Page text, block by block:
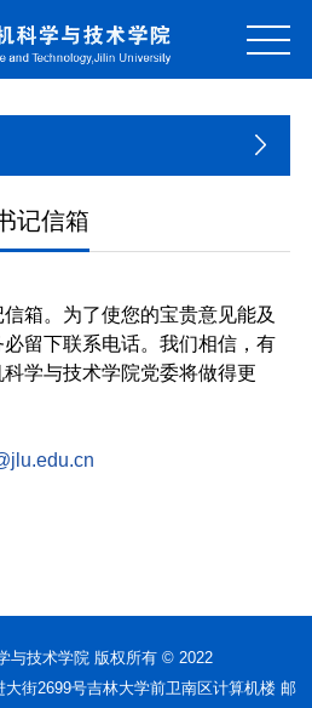
记信箱
箱。为了使您的宝贵意见能及
留下联系电话。我们相信，有
学与技术学院党委将做得更
与技术学院 版权所有 © 2022
街2699号吉林大学前卫南区计算机楼 邮